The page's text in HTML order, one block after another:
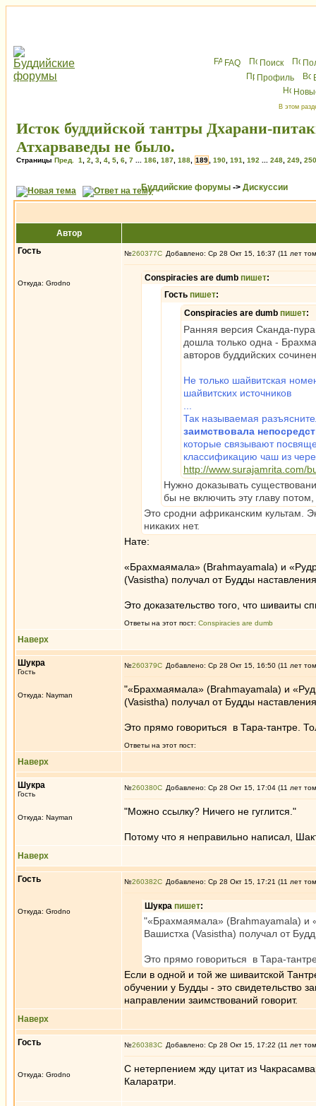
FAQ Поиск
Профиль
В этом
Исток буддийской тантры Дхарани-
Атхарваведы не было.
Страницы Пред. 1 2 3 4 5 6 7 186 187 188 189 190 191 192 248 249 250
Буддийские форумы -> Дискуссии
Автор
Гость
Откуда: Grodno
№260377 Добавлено: Ср 28 Окт 15, 16:37 (11 лет
Conspiracies are dumb пишет:
Гость пишет:
Conspiracies are dumb пишет:
Ранняя версия Сканда-
дошла только одна -
авторов буддийских
Не только шайвитская
шайвитских источников
Так называемая
заимствовала
которые связывают
классификацию чаш из
http://www.surajamrita.com/
Нужно доказывать
бы не включить эту главу
Это сродни африканским культам.
никаких нет.
Нате:
«Брахмаямала» (Brahmayamala) и
(Vasistha) получал от Будды
Это доказательство того, что шиваиты
Ответы на этот пост: Conspiracies are dumb
Наверх
Шукра
Гость
Откуда: Nayman
№260379 Добавлено: Ср 28 Окт 15, 16:50 (11 лет
"«Брахмаямала» (Brahmayamala) и
(Vasistha) получал от Будды
Это прямо говориться в Тара-тантре.
Ответы на этот пост:
Наверх
Шукра
Гость
Откуда: Nayman
№260380 Добавлено: Ср 28 Окт 15, 17:04 (11 лет
"Можно ссылку? Ничего не гуглится."
Потому что я неправильно написал,
Наверх
Гость
Откуда: Grodno
№260382 Добавлено: Ср 28 Окт 15, 17:21 (11 лет
Шукра пишет:
"«Брахмаямала» (Brahmayamala) и
Вашистха (Vasistha) получал от
Это прямо говориться в Тара-
Если в одной и той же шиваитской
обучении у Будды - это свидетельство
направлении заимствований говорит.
Наверх
Гость
Откуда: Grodno
№260383 Добавлено: Ср 28 Окт 15, 17:22 (11 лет
С нетерпением жду цитат из
Каларатри.